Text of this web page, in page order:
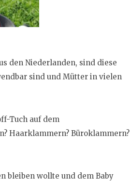
den Niederlanden, sind diese
sind und Mütter in vielen
Tuch auf dem
Haarklammern? Büroklammern?
bleiben wollte und dem Baby